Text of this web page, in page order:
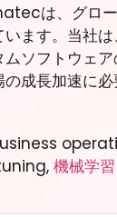
は、グロー
ます。当社は
ムソフトウェ
の成長加速に
機械学習